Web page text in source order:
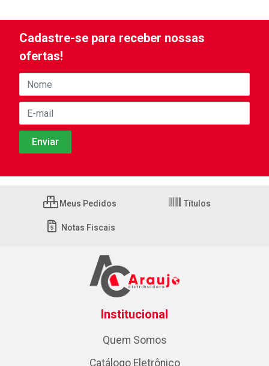
Cadastre-se para receber nossas
ofertas!
Meus Pedidos Títulos
Notas Fiscais
Institucional
Quem Somos
Catálogo Eletrônico